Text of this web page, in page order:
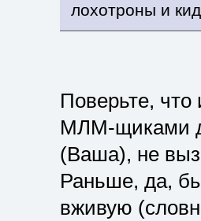
лохотроны и
Поверьте,
МЛМ-щиками
(Ваша), не
Раньше, да,
вживую